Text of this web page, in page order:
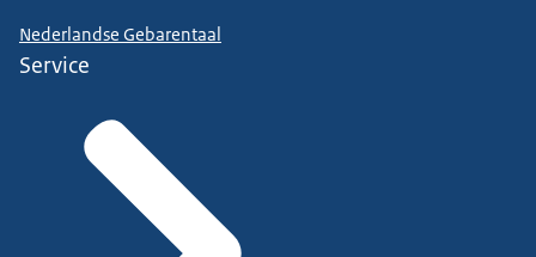
Nederlandse Gebarentaal
Service